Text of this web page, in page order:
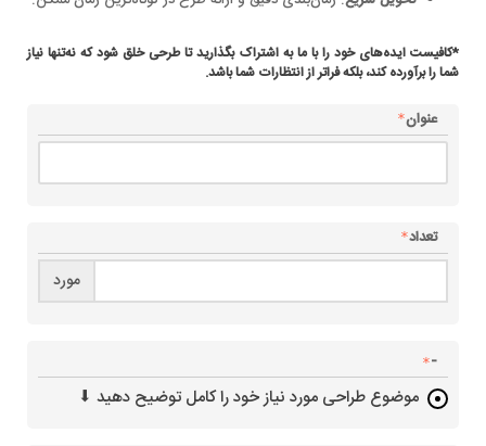
*کافیست ایده‌های خود را با ما به اشتراک بگذارید تا طرحی خلق شود که نه‌تنها نیاز
شما را برآورده کند، بلکه فراتر از انتظارات شما باشد.
عنوان
تعداد
مورد
-
موضوع طراحی مورد نیاز خود را کامل توضیح دهید ⬇